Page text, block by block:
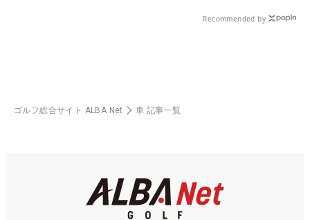
Recommended by
ゴルフ総合サイト ALBA Net 車 記事一覧